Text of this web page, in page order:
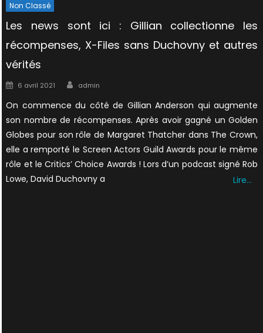
Non Classé
Les news sont ici : Gillian collectionne les
récompenses, X-Files sans Duchovny et autres
vérités
Posted
6 avril 2021 Author
admin
On commence du côté de Gillian Anderson qui augmente
son nombre de récompenses. Après avoir gagné un Golden
Globes pour son rôle de Margaret Thatcher dans The Crown,
elle a remporté le Screen Actors Guild Awards pour le même
rôle et le Critics’ Choice Awards ! Lors d’un podcast signé Rob
Lowe, David Duchovny a
Lire…